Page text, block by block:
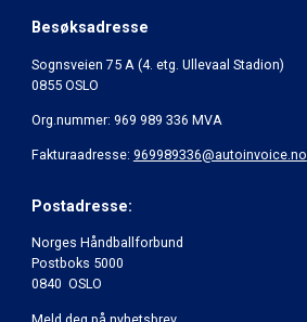
Besøksadresse
Sognsveien 75 A (4. etg. Ullevaal Stadion)
0855 OSLO
Org.nummer: 969 989 336 MVA
Fakturaadresse: 969989336@autoinvoice.no
Postadresse:
Norges Håndballforbund
Postboks 5000
0840 OSLO